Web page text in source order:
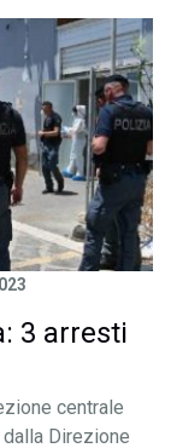
3 arresti
centrale
Direzione